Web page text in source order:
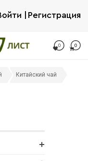
Регистрация
0 0
Китайский чай